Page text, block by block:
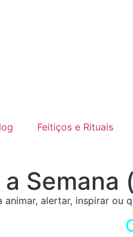
Feitiços e Rituais
alertar, inspirar